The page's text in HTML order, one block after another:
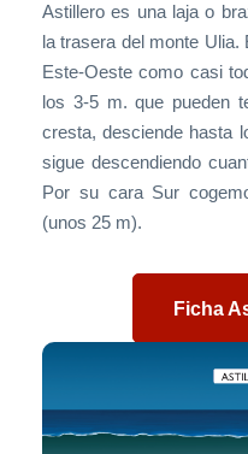
Astillero es una laja o
la trasera del monte Ulia.
Este-Oeste como casi
los 3-5 m. que pueden
cresta, desciende hasta
sigue descendiendo
Por su cara Sur
(unos 25 m).
Ficha